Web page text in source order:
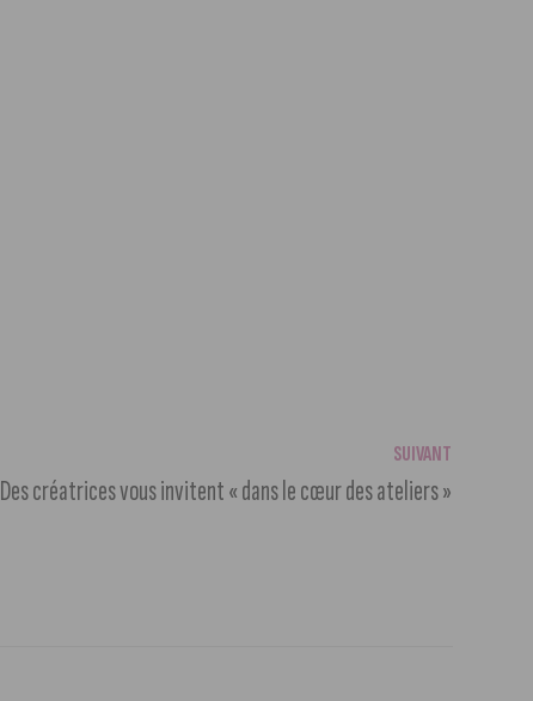
SUIVANT
Des créatrices vous invitent « dans le cœur des ateliers »